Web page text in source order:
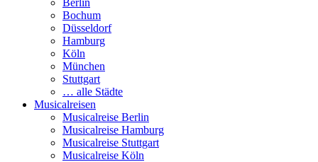
Berlin
Bochum
Düsseldorf
Hamburg
Köln
München
Stuttgart
… alle Städte
Musicalreisen
Musicalreise Berlin
Musicalreise Hamburg
Musicalreise Stuttgart
Musicalreise Köln